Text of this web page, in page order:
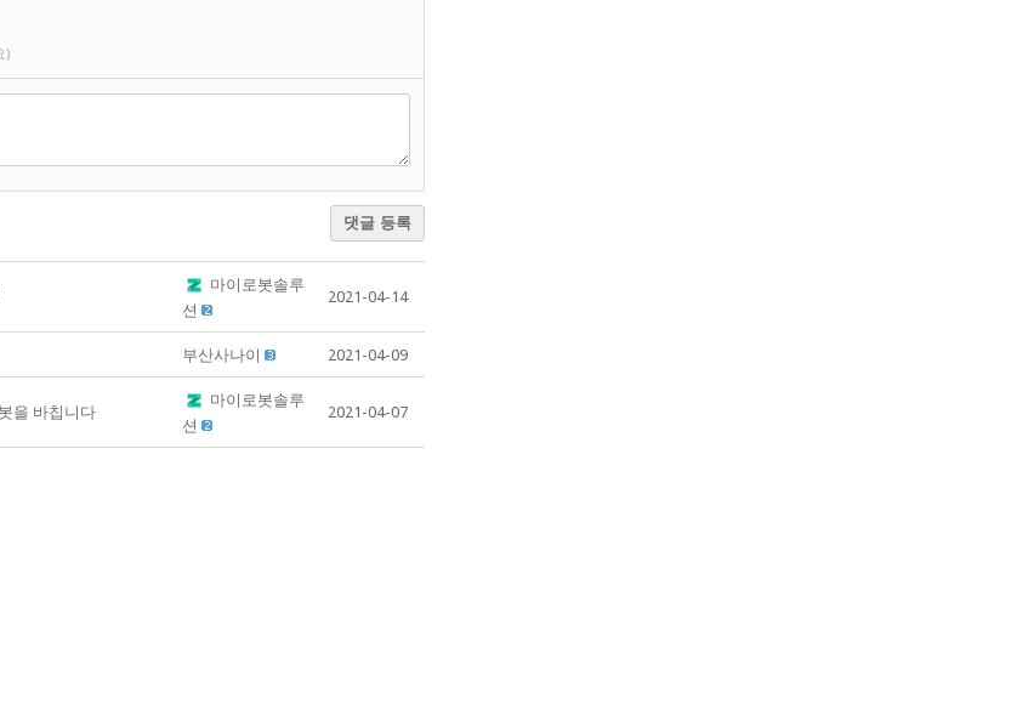
)
댓글 등록
마이로봇솔루
션
2021-04-14
부산사나이 2021-04-09
을 바칩니다
마이로봇솔루
션
2021-04-07